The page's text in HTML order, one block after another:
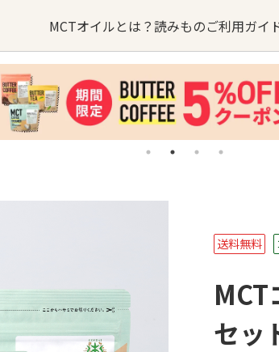
MCTオイルとは？
イルの
MCTオイルが
できるまで
読みもの
イル バターコーヒー
ご利用ガイ
るご質問 お問い合わせ
からだ
おやつ
送料無料
セッ